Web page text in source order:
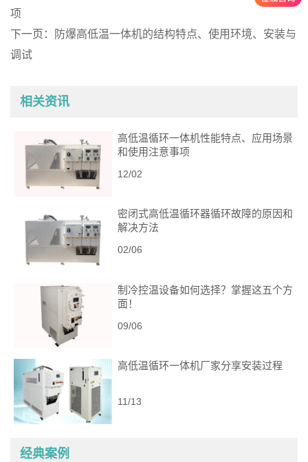
项
下一页：
防爆高低温一体机的结构特点、使用环境、安装与
调试
相关资讯
高低温循环一体机性能特点、应用场景
和使用注意事项
12/02
密闭式高低温循环器循环故障的原因和
解决方法
02/06
制冷控温设备如何选择？掌握这五个方
面！
09/06
高低温循环一体机厂家分享安装过程
11/13
经典案例